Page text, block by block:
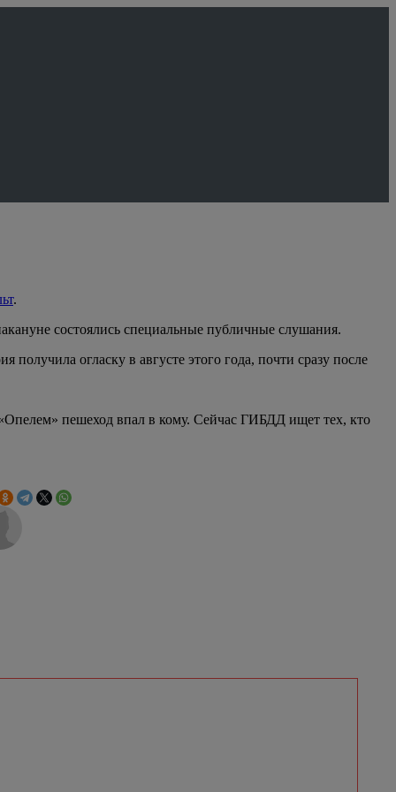
.
состоялись специальные публичные слушания.
огласку в августе этого года, почти сразу после
пешеход впал в кому. Сейчас ГИБДД ищет тех, кто